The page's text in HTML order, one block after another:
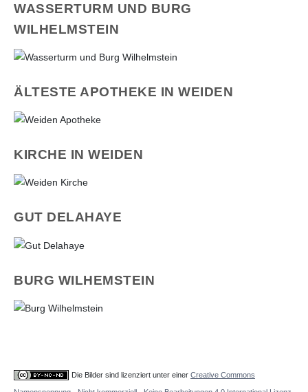
WASSERTURM UND BURG
WILHELMSTEIN
ÄLTESTE APOTHEKE IN WEIDEN
KIRCHE IN WEIDEN
GUT DELAHAYE
BURG WILHEMSTEIN
Die Bilder sind lizenziert unter einer Creative Commons